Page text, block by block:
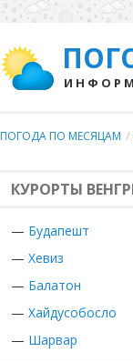
ПОГОДА ПО МЕСЯЦАМ /
КУРОРТЫ
— Будапешт
— Хевиз
— Балатон
— Хайдусобосло
— Шарвар